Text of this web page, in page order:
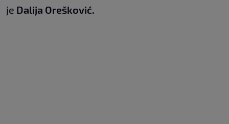
je Dalija Orešković.